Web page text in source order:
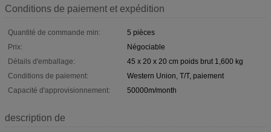
Conditions de paiement et expédition
Quantité de commande min:
5 pièces
Prix:
Négociable
Détails d'emballage:
45 x 20 x 20 cm poids brut 1,600 kg
Conditions de paiement:
Western Union, T/T, paiement
Capacité d'approvisionnement:
50000m/month
description de